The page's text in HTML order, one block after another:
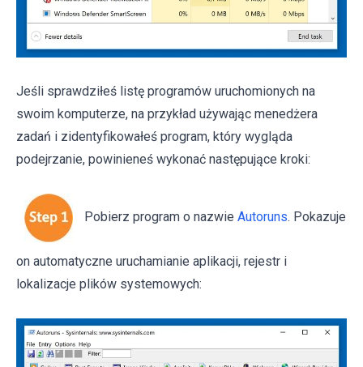
Jeśli sprawdziłeś listę programów uruchomionych na
swoim komputerze, na przykład używając menedżera
zadań i zidentyfikowałeś program, który wygląda
podejrzanie, powinieneś wykonać następujące kroki:
Pobierz program o nazwie Autoruns. Pokazuje
on automatyczne uruchamianie aplikacji, rejestr i
lokalizacje plików systemowych: